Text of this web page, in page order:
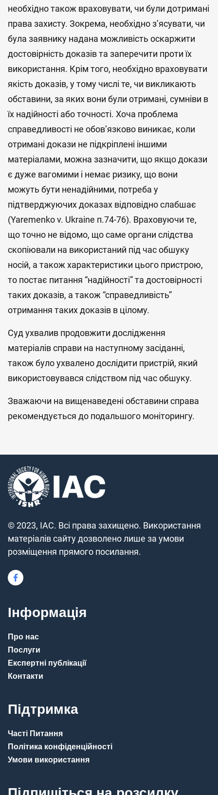
необхідно також враховувати, чи були дотримані
права захисту. Зокрема, необхідно з’ясувати, чи
була заявнику надана можливість оскаржити
достовірність доказів та заперечити проти їх
використання. Крім того, необхідно враховувати
якість доказів, у тому числі те, чи викликають
обставини, за яких вони були отримані, сумніви в
їх надійності або точності. Хоча проблема
справедливості не обов’язково виникає, коли
отримані докази не підкріплені іншими
матеріалами, можна зазначити, що якщо докази
є дуже вагомими і немає ризику, що вони
можуть бути ненадійними, потреба у
підтверджуючих доказах відповідно слабшає
(Yaremenko v. Ukraine п.74-76). Враховуючи те,
що точно не відомо, що саме органи слідства
скопіювали на використаний під час обшуку
носій, а також характеристики цього пристрою,
то постає питання “надійності” та достовірності
таких доказів, а також “справедливість”
отримання таких доказів в цілому.
Суд ухвалив продовжити дослідження
матеріалів справи на наступному засіданні,
також було ухвалено дослідити пристрій, який
використовувався слідством під час обшуку.
Зважаючи на вищенаведені обставини справа
рекомендується до подальшого моніторингу.
© 2023, IAC. Всі права захищено. Використання
матеріалів сайту дозволено лише за умови
розміщення прямого посилання.
Інформація
Про нас
Послуги
Експертні публікації
Контакти
Підтримка
Часті Питання
Політика конфіденційності
Умови використання